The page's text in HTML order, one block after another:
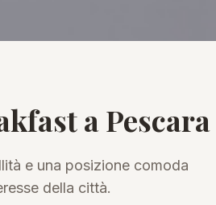
a Pescara
e una posizione comoda
della città.